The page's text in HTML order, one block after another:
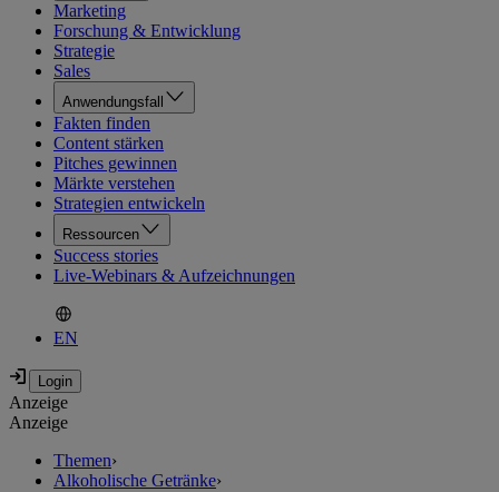
Marketing
Forschung & Entwicklung
Strategie
Sales
Anwendungsfall
Fakten finden
Content stärken
Pitches gewinnen
Märkte verstehen
Strategien entwickeln
Ressourcen
Success stories
Live-Webinars & Aufzeichnungen
EN
Anzeige
Anzeige
Themen›
Alkoholische Getränke›